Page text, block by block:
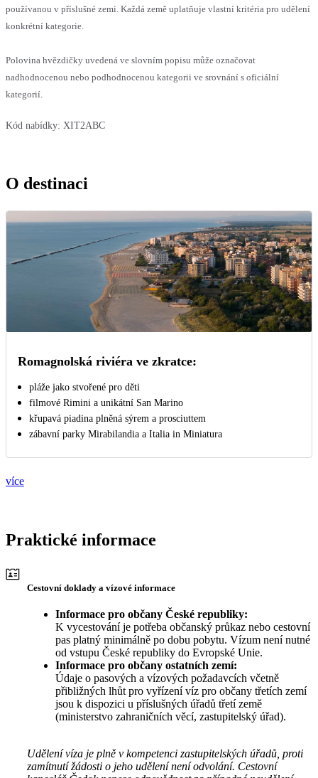
používanou v příslušné zemi. Každá země uplatňuje vlastní kritéria pro udělení
konkrétní kategorie.
Polovina hvězdičky uvedená ve slovním popisu může označovat
nadhodnocenou nebo podhodnocenou kategorii ve srovnání s oficiální
kategorií.
Kód nabídky: XIT2ABC
O destinaci
Romagnolská riviéra ve zkratce:
pláže jako stvořené pro děti
filmové Rimini a unikátní San Marino
křupavá piadina plněná sýrem a prosciuttem
zábavní parky Mirabilandia a Italia in Miniatura
více
Praktické informace
Cestovní doklady a vízové informace
Informace pro občany České republiky:
K vycestování je potřeba občanský průkaz nebo cestovní
pas platný minimálně po dobu pobytu. Vízum není nutné
od vstupu České republiky do Evropské Unie.
Informace pro občany ostatních zemí:
Údaje o pasových a vízových požadavcích včetně
přibližných lhůt pro vyřízení víz pro občany třetích zemí
jsou k dispozici u příslušných úřadů třetí země
(ministerstvo zahraničních věcí, zastupitelský úřad).
Udělení víza je plně v kompetenci zastupitelských úřadů, proti
zamítnutí žádosti o jeho udělení není odvolání. Cestovní